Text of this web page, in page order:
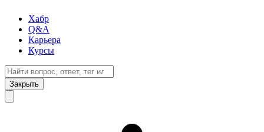
Хабр
Q&A
Карьера
Курсы
Закрыть